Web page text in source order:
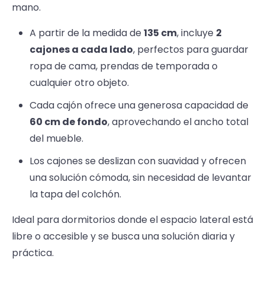
mano.
A partir de la medida de135 cm, incluye 2
cajones a cada lado, perfectos para guardar
ropa de cama, prendas de temporada o
cualquier otro objeto.
Cada cajón ofrece una generosa capacidad de
60 cm de fondo, aprovechando el ancho total
del mueble.
Los cajones se deslizan con suavidad y ofrecen
una solución cómoda, sin necesidad de levantar
la tapa del colchón.
Ideal para dormitorios donde el espacio lateral está
libre o accesible y se busca una solución diaria y
práctica.